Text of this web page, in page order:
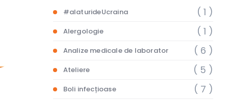
#alaturideUcraina ( 1 )
Alergologie ( 1 )
Analize medicale de laborator ( 6 )
Ateliere ( 5 )
Boli infecțioase ( 7 )